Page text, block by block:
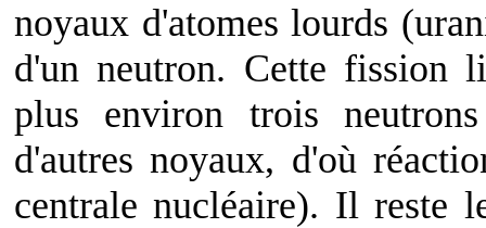
noyaux d'atomes lourds
d'un neutron. Cette fission
plus environ trois
d'autres noyaux, d'où
centrale nucléaire). Il reste